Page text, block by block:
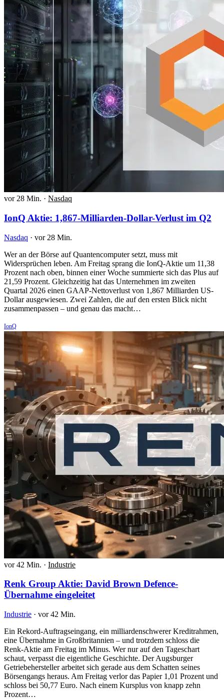
vor 28 Min. · Nasdaq
IonQ Aktie: 1,867-Milliarden-Dollar-Verlust im Q2
Nasdaq · vor 28 Min.
Wer an der Börse auf Quantencomputer setzt, muss mit
Widersprüchen leben. Am Freitag sprang die IonQ-Aktie um 11,38
Prozent nach oben, binnen einer Woche summierte sich das Plus auf
21,59 Prozent. Gleichzeitig hat das Unternehmen im zweiten
Quartal 2026 einen GAAP-Nettoverlust von 1,867 Milliarden US-
Dollar ausgewiesen. Zwei Zahlen, die auf den ersten Blick nicht
zusammenpassen – und genau das macht…
IonQ
vor 42 Min. · Industrie
Renk Group Aktie: David Brown Defence-
Übernahme eingeleitet
Industrie · vor 42 Min.
Ein Rekord-Auftragseingang, ein milliardenschwerer Kreditrahmen,
eine Übernahme in Großbritannien – und trotzdem schloss die
Renk-Aktie am Freitag im Minus. Wer nur auf den Tageschart
schaut, verpasst die eigentliche Geschichte. Der Augsburger
Getriebehersteller arbeitet sich gerade aus dem Schatten seines
Börsengangs heraus. Am Freitag verlor das Papier 1,01 Prozent und
schloss bei 50,77 Euro. Nach einem Kursplus von knapp zehn
Prozent…